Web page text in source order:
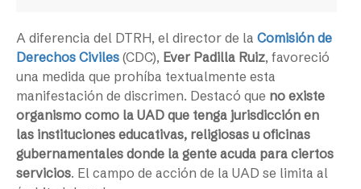
A diferencia del DTRH, el director de la Comisión de
Derechos Civiles (CDC), Ever Padilla Ruiz, favoreció
una medida que prohíba textualmente esta
manifestación de discrimen. Destacó que no existe
organismo como la UAD que tenga jurisdicción en
las instituciones educativas, religiosas u oficinas
gubernamentales donde la gente acuda para ciertos
servicios. El campo de acción de la UAD se limita al